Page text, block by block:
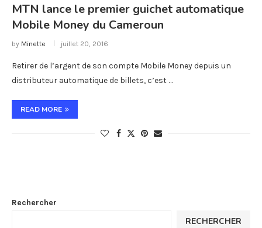
MTN lance le premier guichet automatique
Mobile Money du Cameroun
by Minette juillet 20, 2016
Retirer de l’argent de son compte Mobile Money depuis un
distributeur automatique de billets, c’est …
READ MORE
Rechercher
RECHERCHER